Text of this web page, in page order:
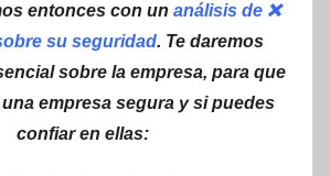
entonces con un análisis de ❌
su seguridad. Te daremos
sobre la empresa, para que
empresa segura y si puedes
confiar en ellas: